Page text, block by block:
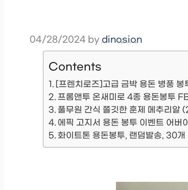
04/28/2024 by dinosion
Contents
[프렌치로즈]고급 금박 용돈 병풍 봉
프롬앤투 온새미로 4종 용돈봉투
풀무원 간식 쫄깃한 훈제 메추리알
에픽 고지서 용돈 봉투 이벤트 어버
화이트톤 용돈봉투, 랜덤발송, 30개